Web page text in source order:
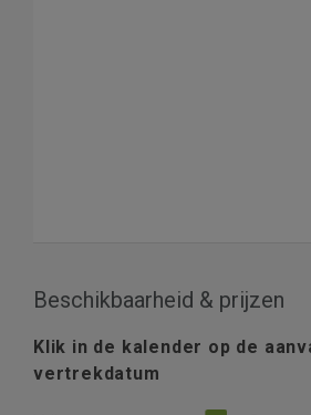
Beschikbaarheid & prijzen
Klik in de kalender op de
vertrekdatum